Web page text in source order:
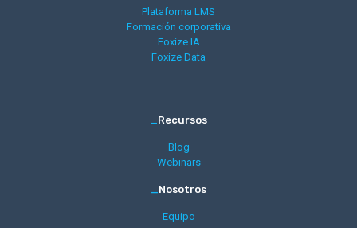
Plataforma LMS
Formación corporativa
Foxize IA
Foxize Data
_Recursos
Blog
Webinars
_Nosotros
Equipo